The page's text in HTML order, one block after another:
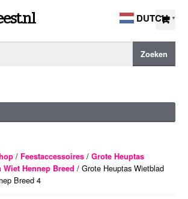
Zoeken
/ Feestaccessoires/ Grote Heuptas
Hennep Breed / Grote Heuptas Wietblad
Breed 4
DUTCH ▼